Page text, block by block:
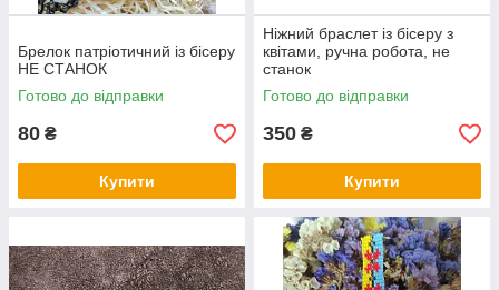
Брелок патріотичний із бісеру
НЕ СТАНОК
Готово до відправки
80 ₴
Купити
Ніжний браслет із бісеру з
квітами, ручна робота, не
станок
Готово до відправки
350 ₴
Купити